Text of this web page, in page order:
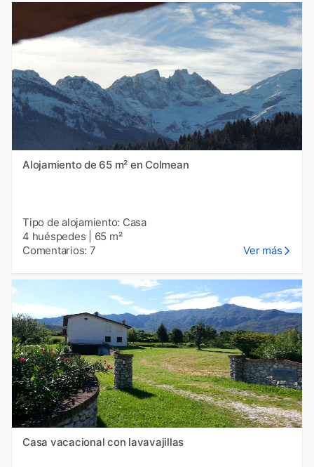
Alojamiento de 65 m² en Colmean
Tipo de alojamiento: Casa
4 huéspedes
65 m²
Comentarios: 7
Ver más
Casa vacacional con lavavajillas